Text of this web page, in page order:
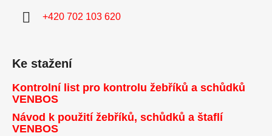
+420 702 103 620
Ke stažení
Kontrolní list pro kontrolu žebříků a schůdků
VENBOS
Návod k použití žebříků, schůdků a štaflí
VENBOS